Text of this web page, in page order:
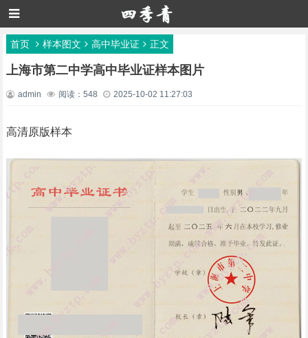
首页 样本图文 高中毕业证 正文
上海市第二中学高中毕业证样本图片
admin 阅读：548 2025-10-02 11:27:03
高清原版样本